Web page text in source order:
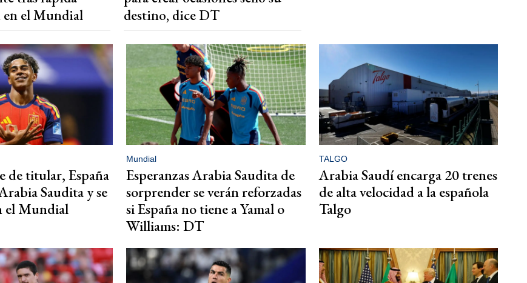
el Mundial
destino, dice DT
de titular, España
Saudita y se
el Mundial
Mundial
Esperanzas Arabia Saudita de
sorprender se verán reforzadas
si España no tiene a Yamal o
Williams: DT
TALGO
Arabia Saudí encarga 20 trenes
de alta velocidad a la española
Talgo